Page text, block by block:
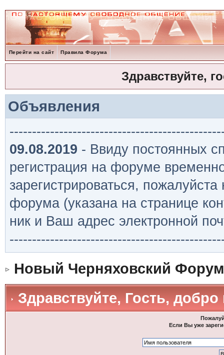
Перейти на сайт Правила Форума
Здравствуйте,
Объявления
09.08.2019 - Ввиду постоянных
регистрация на форуме
зарегистрироваться,
форума (указана на странице
ник и Ваш адрес электронной
Новый Черняховский Форум
Здравствуйте, Гость,
Если Вы уже